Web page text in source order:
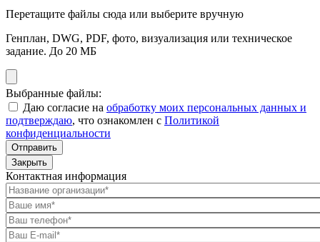
Перетащите файлы сюда или выберите вручную
Генплан, DWG, PDF, фото, визуализация или техническое
задание. До 20 МБ
Выбранные файлы:
Даю согласие на обработку моих персональных данных и
подтверждаю, что ознакомлен с Политикой
конфиденциальности
Отправить
Закрыть
Контактная информация